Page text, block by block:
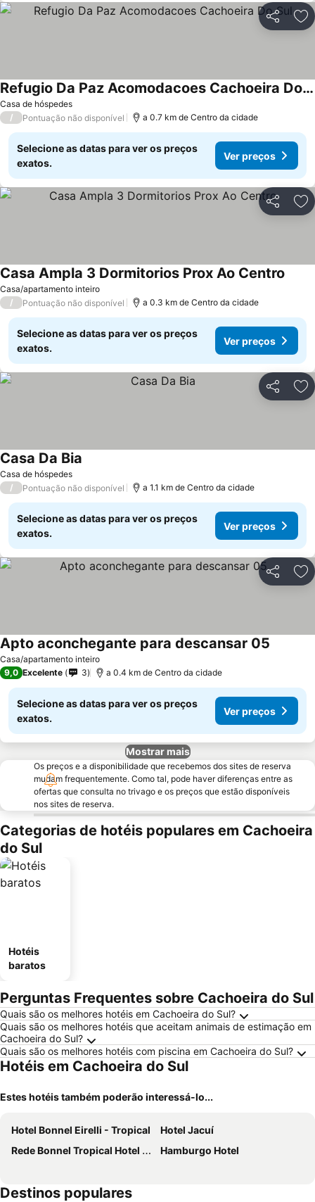
Partilhar
Casa de hóspedes
Refugio Da Paz Acomodacoes Cachoeira Do Sul
/ Pontuação não disponível a 0.7 km de Centro da cidade
Selecione as datas para ver os preços
exatos.
Ver preços
Partilhar
Casa/apartamento inteiro
Casa Ampla 3 Dormitorios Prox Ao Centro
/ Pontuação não disponível a 0.3 km de Centro da cidade
Selecione as datas para ver os preços
exatos.
Ver preços
Partilhar
Casa de hóspedes
Casa Da Bia
/ Pontuação não disponível a 1.1 km de Centro da cidade
Selecione as datas para ver os preços
exatos.
Ver preços
Partilhar
Casa/apartamento inteiro
Apto aconchegante para descansar 05
9,0 Excelente 3 a 0.4 km de Centro da cidade
Selecione as datas para ver os preços
exatos.
Ver preços
Mostrar mais
Os preços e a disponibilidade que recebemos dos sites de reserva
mudam frequentemente. Como tal, pode haver diferenças entre as
ofertas que consulta no trivago e os preços que estão disponíveis
nos sites de reserva.
Categorias de hotéis populares em Cachoeira
do Sul
Hotéis
baratos
Perguntas Frequentes sobre Cachoeira do Sul
Quais são os melhores hotéis em Cachoeira do Sul?
Quais são os melhores hotéis que aceitam animais de estimação em
Cachoeira do Sul?
Quais são os melhores hotéis com piscina em Cachoeira do Sul?
Hotéis em Cachoeira do Sul
Estes hotéis também poderão interessá-lo...
Hotel Bonnel Eirelli - Tropical
Hotel Jacuí
Rede Bonnel Tropical Hotel Confort
Hamburgo Hotel
Destinos populares